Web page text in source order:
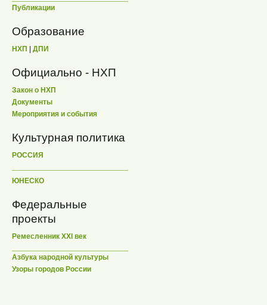
Публикации
Образование
НХП | ДПИ
Официально - НХП
Закон о НХП
Документы
Мероприятия и события
Культурная политика
РОССИЯ
ЮНЕСКО
Федеральные
проекты
Ремесленник XXI век
Азбука народной культуры
Узоры городов России